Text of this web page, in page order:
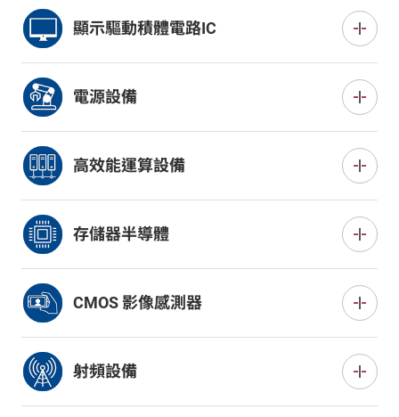
的貢獻。應用處理器的測試極為複雜，因為它們的生產採
用了最先進的半導體製程，而製造商也在積極投資於測
試系統。
顯示驅動積體電路IC
色彩和亮度。在顯示器行業，技術演進正推動着新產品的
快速發展，如有機發光二極體（OLED）的採用、更大的螢
幕、更高的解析度、更窄的邊框以及觸控感應器的整合，
因此顯示驅動 IC 測試變得更加複雜。
電源設備
調節等。除了消費性電子產品外，它們還具有廣泛的應用
領域，包括汽車、工業設備和風能太陽能發電等。隨着公
眾對降低功耗的需求增加，功率元件市場將會增長。
高效能運算設備
和人工智慧伺服器上高速執行大規模運算。隨着人工智
慧、機器學習和深度學習的普及，高效能運算設備市場每
年都在持續成長。
存儲器半導體
電源即可長時間保存資料的 NAND 快閃記憶體。近年來，
CMOS 影像感測器
向更高圖像質量和多鏡頭相機發展的趨勢外，隨着視頻
需求的不斷增長，高速圖像數據處理技術也取得了突飛
猛進的發展，從而對更高的測試系統性能提出了新的要
射頻設備